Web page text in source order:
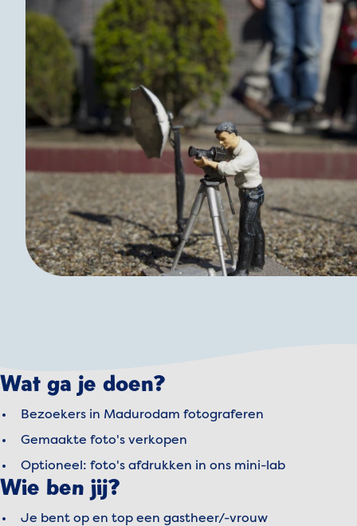
Wat ga je doen?
Bezoekers in Madurodam fotograferen
Gemaakte foto's verkopen
Optioneel: foto's afdrukken in ons mini-lab
Wie ben jij?
Je bent op en top een gastheer/-vrouw